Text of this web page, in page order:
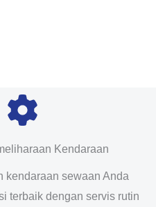
Kendaraan
kendaraan sewaan Anda
terbaik dengan servis rutin